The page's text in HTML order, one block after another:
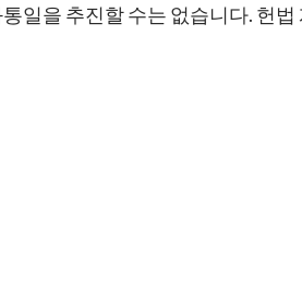
을 추진할 수는 없습니다. 헌